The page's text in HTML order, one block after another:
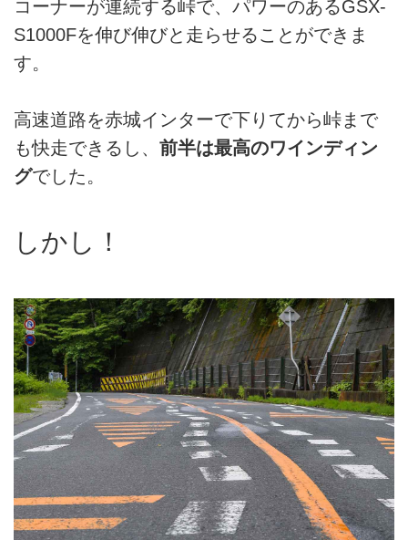
コーナーが連続する峠で、パワーのあるGSX-
S1000Fを伸び伸びと走らせることができま
す。
高速道路を赤城インターで下りてから峠まで
も快走できるし、 前半は最高のワインディン
グでした。
しかし！